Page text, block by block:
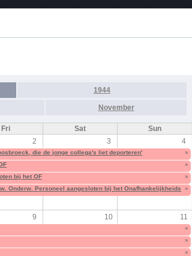
1944
November
Fri Sat
Sun
2 3 4
die de jonge collega's liet deporteren'
»
»
bij het OF
»
Onderw. Personeel aangesloten bij het Onafhankelijkheidsfront
»
9 10 11
»
»
»